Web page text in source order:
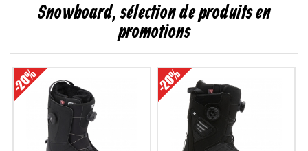
Snowboard, sélection de produits en
promotions